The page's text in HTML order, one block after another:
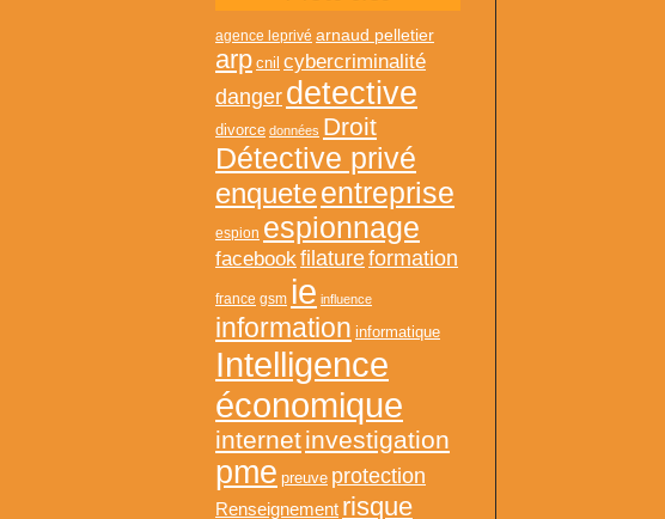
agence leprivé arnaud pelletier
arp cnil cybercriminalité
danger detective
divorce données Droit
Détective privé
enqueteentreprise
espion espionnage
facebookfilatureformation
france gsm ie influence
information informatique
Intelligence
économique
internetinvestigation
pme preuve protection
Renseignement risque